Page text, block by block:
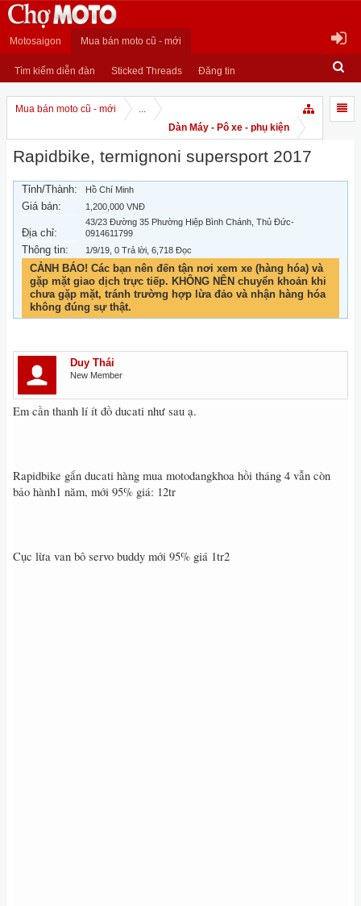
Motosaigon Mua bán moto cũ - mới
Tìm kiếm diễn đàn Sticked Threads Đăng tin
Mua bán moto cũ - mới
...
Dàn Máy - Pô xe - phụ kiện
Rapidbike, termignoni supersport 2017
Tỉnh/Thành: Hồ Chí Minh
Giá bán: 1,200,000 VNĐ
Địa chỉ:
43/23 Đường 35 Phường Hiệp Bình Chánh, Thủ Đức-
0914611799
Thông tin: 1/9/19 , 0 Trả lời, 6,718 Đọc
CẢNH BÁO! Các bạn nên đến tận nơi xem xe (hàng hóa) và
gặp mặt giao dịch trực tiếp. KHÔNG NÊN chuyển khoản khi
chưa gặp mặt, tránh trường hợp lừa đảo và nhận hàng hóa
không đúng sự thật.
Duy Thái
New Member
Em cần thanh lí ít đồ ducati như sau ạ.
Rapidbike gắn ducati hàng mua motodangkhoa hồi tháng 4 vẫn còn
bảo hành1 năm, mới 95% giá: 12tr
Cục lừa van bô servo buddy mới 95% giá 1tr2